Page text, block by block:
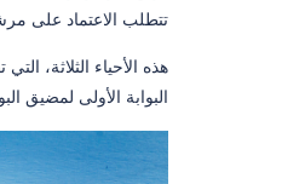
تتطلب الاعتماد على
هذه الأحياء الثلاثة،
البوابة الأولى لمضيق